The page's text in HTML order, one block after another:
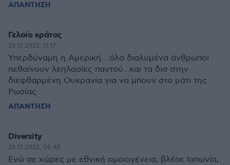
ΑΠΑΝΤΗΣΗ
Γελοίο κράτος
28.12.2022, 11:17
Υπερδύναμη η Αμερική....όλα διαλυμένα άνθρωποι
πεθαίνουν λεηλασίες παντού...και τα δισ στην
διεφθαρμένη Ουκρανία για να μπουν στο μάτι της
Ρωσίας
ΑΠΑΝΤΗΣΗ
Diversity
28.12.2022, 08:48
Ενώ σε χώρες με εθνική ομοιογένεια, βλέπε Ιαπωνία,